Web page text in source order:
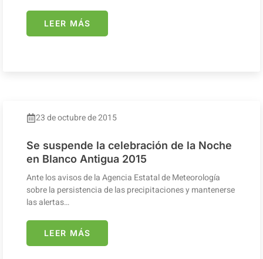
LEER MÁS
23 de octubre de 2015
Se suspende la celebración de la Noche
en Blanco Antigua 2015
Ante los avisos de la Agencia Estatal de Meteorología
sobre la persistencia de las precipitaciones y mantenerse
las alertas…
LEER MÁS